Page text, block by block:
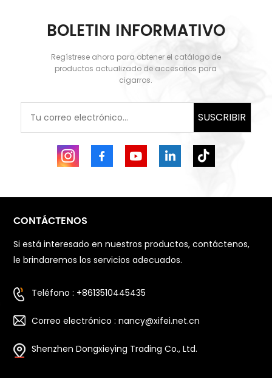
BOLETIN INFORMATIVO
Regístrese ahora para obtener el catálogo de
productos actualizado de accesorios para
cigarros.
SUSCRIBIR
CONTÁCTENOS
Si está interesado en nuestros productos, contáctenos,
le brindaremos los servicios adecuados.
Teléfono : +8613510445435
Correo electrónico : nancy@xifei.net.cn
Shenzhen Dongxieying Trading Co., Ltd.